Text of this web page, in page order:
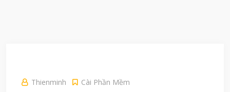
Thienminh Cài Phần Mềm